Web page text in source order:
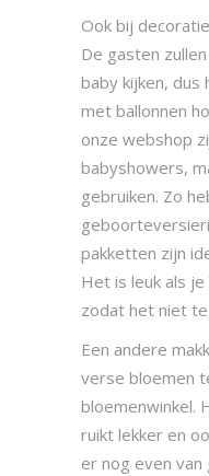
Ook bij
De gasten
baby kijken, dus
met ballonnen
onze webshop
babyshowers,
gebruiken. Zo
pakketten zijn
Het is leuk als
zodat het niet
Een andere
verse bloemen
bloemenwinkel.
ruikt lekker en
er nog even van